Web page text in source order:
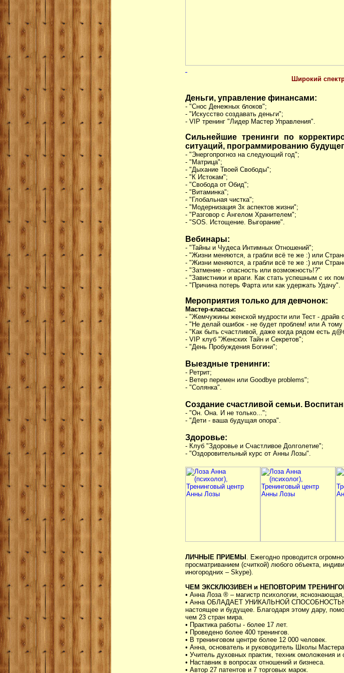
Широкий
Деньги, управление финансами:
- "Снос Денежных блоков";
- "Искусство создавать деньги";
- VIP тренинг "Лидер Мастер Управления".
Сильнейшие тренинги по
ситуаций, программированию
- "Энергопрогноз на следующий год";
- "Матрица";
- "Дыхание Твоей Свободы";
- "К Истокам";
- "Свобода от Обид";
- "Витаминка";
- "Глобальная чистка";
- "Модернизация 3х аспектов жизни";
- "Разговор с Ангелом Хранителем";
- "SOS. Истощение. Выгорание".
Вебинары:
- "Тайны и Чудеса Интимных Отношений";
- "Жизни меняются, а грабли всё те же :) или
- "Жизни меняются, а грабли всё те же :) или
- "Затмение - опасность или возможность!?"
- "Завистники и враги. Как стать успешным с их
- "Причина потерь Фарта или как удержать Удачу".
Мероприятия только для девчонок:
Мастер-классы:
- "Жемчужины женской мудрости или Тест - драйв
- "Не делай ошибок - не будет проблем! или А
- "Как быть счастливой, даже когда рядом есть
- VIP клуб "Женских Тайн и Секретов";
- "День Пробуждения Богини";
Выездные тренинги:
- Ретрит;
- Ветер перемен или Goodbye problems";
- "Солянка".
Создание счастливой семьи.
- "Он. Она. И не только...";
- "Дети - ваша будущая опора".
Здоровье:
- Клуб "Здоровье и Счастливое Долголетие";
- "Оздоровительный курс от Анны Лозы".
ЛИЧНЫЕ ПРИЕМЫ . Ежегодно проводится
просматриванием (считкой) любого объекта,
иногородних – Skype).
ЧЕМ ЭКСКЛЮЗИВЕН и НЕПОВТОРИМ
• Анна Лоза ® – магистр психологии, яснознающая,
• Анна ОБЛАДАЕТ УНИКАЛЬНОЙ СПОСОБНОСТЬЮ
настоящее и будущее. Благодаря этому дару,
чем 23 стран мира.
• Практика работы - более 17 лет.
• Проведено более 400 тренингов.
• В тренинговом центре более 12 000 человек.
• Анна, основатель и руководитель Школы
• Учитель духовных практик, техник омоложения и
• Наставник в вопросах отношений и бизнеса.
• Автор 27 патентов и 7 торговых марок.